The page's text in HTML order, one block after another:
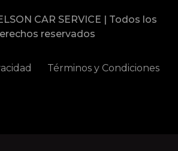
CAR SERVICE | Todos los
reservados
Términos y Condiciones